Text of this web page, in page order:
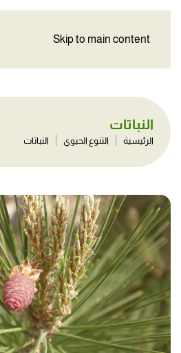
Skip to main content
النباتات
الرئيسية التنوع الحيوي النباتات